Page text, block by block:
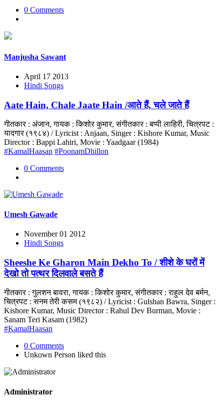
0 Comments
Manjusha Sawant
April 17 2013
Hindi Songs
Aate Hain, Chale Jaate Hain /आते हैं, चले जाते हैं
गीतकार : अंजान, गायक : किशोर कुमार, संगीतकार : बप्पी लाहिरी, चित्रपट :
यादगार (१९८४) / Lyricist : Anjaan, Singer : Kishore Kumar, Music
Director : Bappi Lahiri, Movie : Yaadgaar (1984)
#KamalHaasan #PoonamDhillon
0 Comments
Umesh Gawade
November 01 2012
Hindi Songs
Sheeshe Ke Gharon Main Dekho To / शीशे के घरों में
देखो तो पत्थर दिलवाले बसते हैं
गीतकार : गुलशन बावरा, गायक : किशोर कुमार, संगीतकार : राहुल देव बर्मन,
चित्रपट : सनम तेरी कसम (१९८२) / Lyricist : Gulshan Bawra, Singer :
Kishore Kumar, Music Director : Rahul Dev Burman, Movie :
Sanam Teri Kasam (1982)
#KamalHaasan
0 Comments
Unkown Person liked this
Administrator